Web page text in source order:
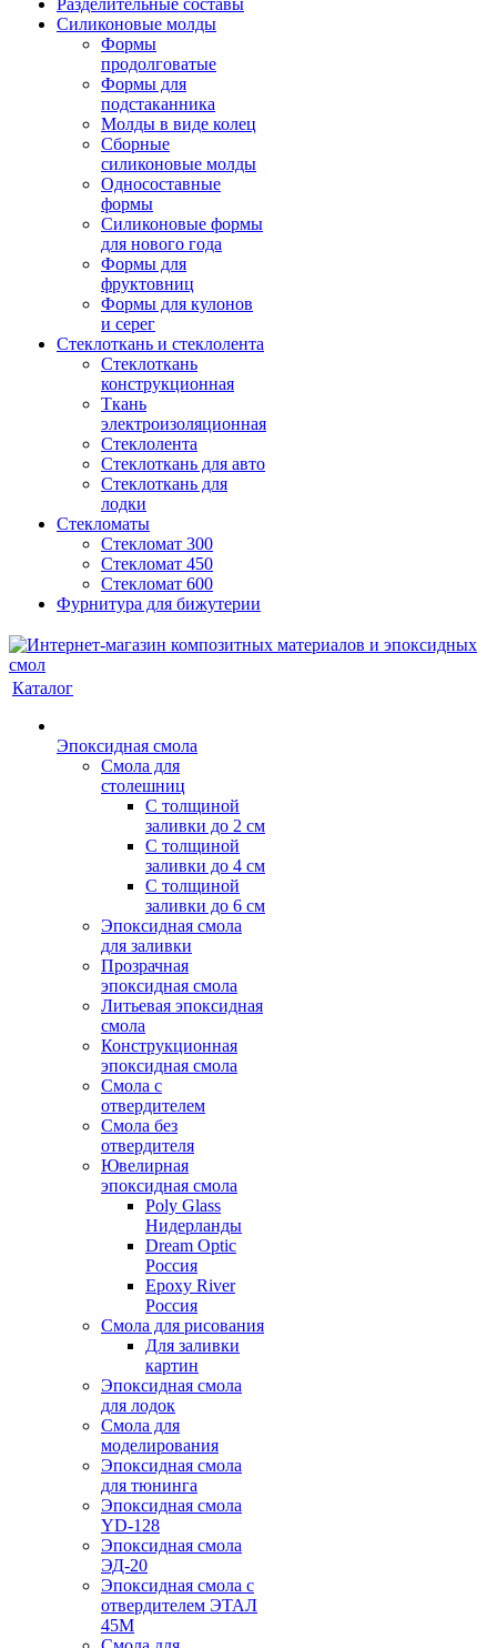
Разделительные составы
Силиконовые молды
Формы
продолговатые
Формы для
подстаканника
Молды в виде колец
Сборные
силиконовые молды
Односоставные
формы
Силиконовые формы
для нового года
Формы для
фруктовниц
Формы для кулонов
и серег
Стеклоткань и стеклолента
Стеклоткань
конструкционная
Ткань
электроизоляционная
Стеклолента
Стеклоткань для авто
Стеклоткань для
лодки
Стекломаты
Стекломат 300
Стекломат 450
Стекломат 600
Фурнитура для бижутерии
Каталог
Эпоксидная смола
Смола для
столешниц
С толщиной
заливки до 2 см
С толщиной
заливки до 4 см
С толщиной
заливки до 6 см
Эпоксидная смола
для заливки
Прозрачная
эпоксидная смола
Литьевая эпоксидная
смола
Конструкционная
эпоксидная смола
Смола с
отвердителем
Смола без
отвердителя
Ювелирная
эпоксидная смола
Poly Glass
Нидерланды
Dream Optic
Россия
Epoxy River
Россия
Смола для рисования
Для заливки
картин
Эпоксидная смола
для лодок
Смола для
моделирования
Эпоксидная смола
для тюнинга
Эпоксидная смола
YD-128
Эпоксидная смола
ЭД-20
Эпоксидная смола с
отвердителем ЭТАЛ
45М